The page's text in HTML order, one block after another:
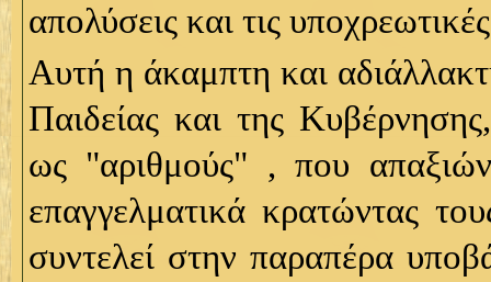
απολύσεις και τις
Αυτή η άκαμπτη και
Παιδείας και της
ως "αριθμούς" , που
επαγγελματικά κρατώντας
συντελεί στην παραπέρα